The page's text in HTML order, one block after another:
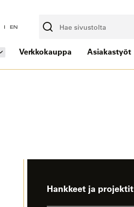
EN
Verkkokauppa Asiakastyöt
Hankkeet ja projektit-